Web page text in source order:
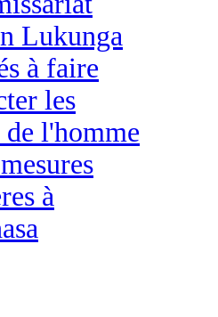
Lukunga
à faire
les
l'homme
à